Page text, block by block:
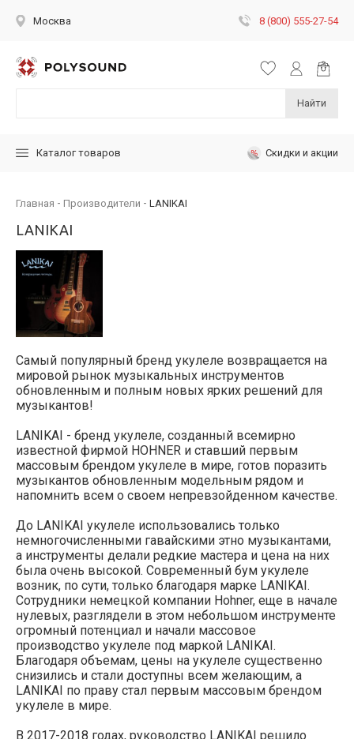
Москва 8 (800) 555-27-54
Найти
Каталог товаров Скидки и акции
Главная Производители LANIKAI
LANIKAI
Самый популярный бренд укулеле возвращается на
мировой рынок музыкальных инструментов
обновленным и полным новых ярких решений для
музыкантов!
LANIKAI - бренд укулеле, созданный всемирно
известной фирмой HOHNER и ставший первым
массовым брендом укулеле в мире, готов поразить
музыкантов обновленным модельным рядом и
напомнить всем о своем непревзойденном качестве.
До LANIKAI укулеле использовались только
немногочисленными гавайскими этно музыкантами,
а инструменты делали редкие мастера и цена на них
была очень высокой. Современный бум укулеле
возник, по сути, только благодаря марке LANIKAI.
Сотрудники немецкой компании Hohner, еще в начале
нулевых, разглядели в этом небольшом инструменте
огромный потенциал и начали массовое
производство укулеле под маркой LANIKAI.
Благодаря объемам, цены на укулеле существенно
снизились и стали доступны всем желающим, а
LANIKAI по праву стал первым массовым брендом
укулеле в мире.
В 2017-2018 годах, руководство LANIKAI решило